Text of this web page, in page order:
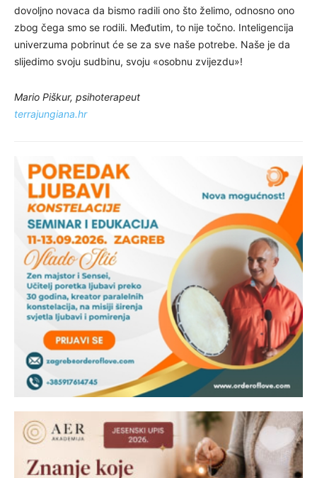
dovoljno novaca da bismo radili ono što želimo, odnosno ono
zbog čega smo se rodili. Međutim, to nije točno. Inteligencija
univerzuma pobrinut će se za sve naše potrebe. Naše je da
slijedimo svoju sudbinu, svoju «osobnu zvijezdu»!
Mario Piškur, psihoterapeut
terrajungiana.hr